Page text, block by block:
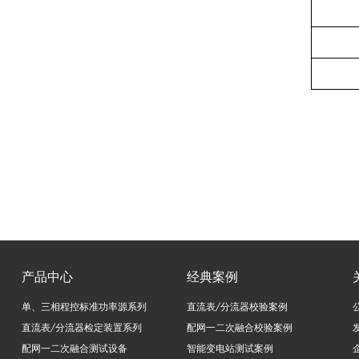
产品中心
单、三相程控标准功率源系列
直流表/分流器检定装置系列
配网一二次融合测试设备
经典案例
直流表/分流器校验案例
配网一二次融合校验案例
智能变电站测试案例